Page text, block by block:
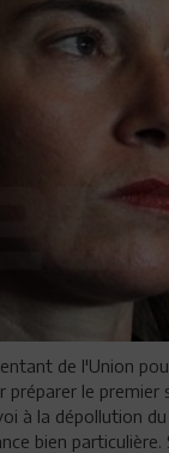
de l'Union
préparer le
à la dépollution
bien